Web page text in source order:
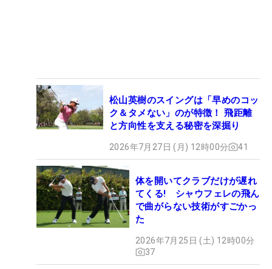
松山英樹のスイングは「早めのコッ
ク＆タメない」のが特徴！ 飛距離
と方向性を支える秘密を深掘り
2026年7月27日 (月) 12時00分 41
体を開いてクラブだけが遅れ
てくる! シャウフェレの飛ん
で曲がらない技術がすごかっ
た
2026年7月25日 (土) 12時00分
37